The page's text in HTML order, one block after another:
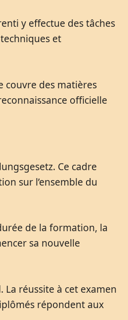
y effectue des tâches
et
couvre des matières
officielle
Ce cadre
sur l’ensemble du
de la formation, la
sa nouvelle
La réussite à cet examen
répondent aux